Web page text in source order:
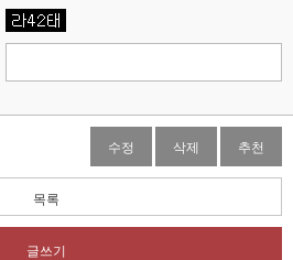
수정 삭제 추천
목록
글쓰기